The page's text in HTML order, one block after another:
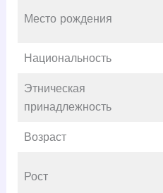
Место рождения
Национальность
Этническая
принадлежность
Возраст
Рост